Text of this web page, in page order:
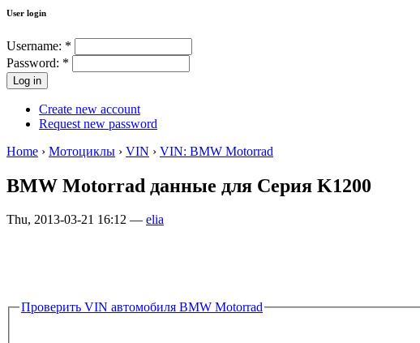
User login
Username: *
Password: *
Create new account
Request new password
Home › Мотоциклы › VIN › VIN: BMW Motorrad
BMW Motorrad данные для Серия K1200
Thu, 2013-03-21 16:12 — elia
Проверить VIN автомобиля BMW Motorrad